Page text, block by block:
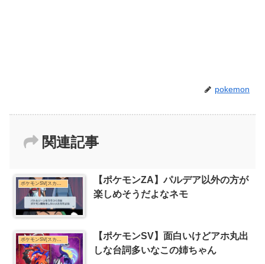
pokemon
関連記事
ポケモンSV(スカーレット・バイオレット)まとめ
【ポケモンZA】パルデア以外の方が
楽しめそうだよなネモ
ポケモンSV(スカーレット・バイオレット)まとめ
【ポケモンSV】面白いけどアホ丸出
しな台詞多いなこの姉ちゃん